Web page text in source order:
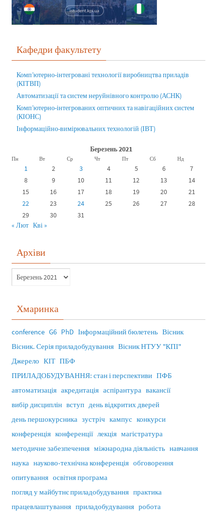
Кафедри факультету
Комп’ютерно-інтегровані технології виробництва приладів
(КІТВП)
Автоматизації та систем неруйнівного контролю (АСНК)
Комп’ютерно-інтегрованих оптичних та навігаційних систем
(КІОНС)
Інформаційно-вимірювальних технологій (ІВТ)
Березень 2021
Пн Вт Ср Чт Пт Сб Нд
1 2 3 4 5 6
7
8
9 10 11 12 13
14
15
16 17 18 19 20
21
22
23 24 25 26 27
28
29
30
31
« Лют Кві »
Архіви
Хмаринка
conference G6 PhD Інформаційний бюлетень Вісник
Вісник. Серія приладобудування Вісник НТУУ "КПІ"
Джерело КІТ ПБФ
ПРИЛАДОБУДУВАННЯ: стан і перспективи ПФБ
автоматизація акредитація аспірантура вакансії
вибір дисциплін вступ день відкритих дверей
день першокурсника зустріч кампус конкурси
конференція конференції лекція магістратура
методичне забезпечення міжнародна діяльність навчання
наука науково-технічна конференція обговорення
опитування освітня програма
погляд у майбутнє приладобудування практика
працевлаштування приладобудування робота